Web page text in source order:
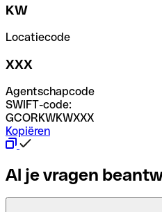
KW
Locatiecode
XXX
Agentschapcode
SWIFT-code:
GCORKWKWXXX
Kopiëren
Al je vragen